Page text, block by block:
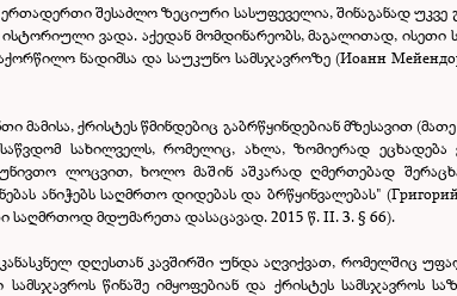
შესაძლო ზეციური სასუფეველია, შინაგანად უკვე
ვადა. აქედან მომდინარეობს, მაგალითად,
ნადიმსა და საუკუნო სამსჯავროზე (Иоанн
მამისა, ქრისტეს წმინდებიც გაბრწყინდებიან მზესავით
სახილველს, რომელიც, ახლა, ზომიერად ეცხადება
ლოცვით, ხოლო მაშინ აშკარად ღმერთებად
ანიჭებს საღმრთო დიდებას და ბრწყინვალებას"
საღმრთოდ მდუმარეთა დასაცავად. 2015 წ. II. 3.§ 66).
დღესთან კავშირში უნდა აღვიქვათ, რომელშიც
სამსჯავროს წინაშე იმყოფებიან და ქრისტეს